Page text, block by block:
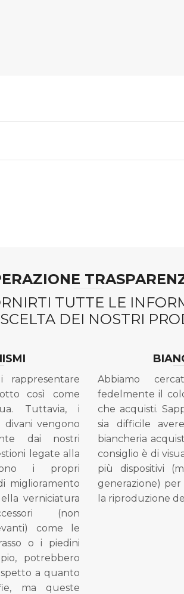
TUTTE LE
DEI NOSTRI
rappresentare
così come
Tuttavia, i
divani vengono
dai nostri
legate alla
i propri
miglioramento
verniciatura
(non
come le
o i piedini
potrebbero
a quanto
ma queste
Abbiamo
fedelmente il
che acquisti.
sia difficile
biancheria
consiglio è di
più dispositivi
generazione)
la riproduzione